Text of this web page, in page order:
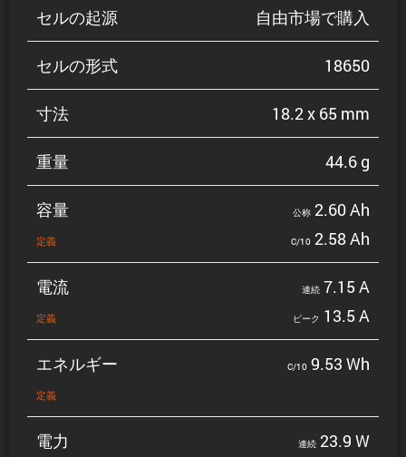
セルの起源 自由市場で購入
セルの形式 18650
寸法 18.2 x 65 mm
重量 44.6 g
容量
定義
公称 2.60 Ah
C/10 2.58 Ah
電流
定義
連続 7.15 A
ピーク 13.5 A
エネルギー
定義
C/10 9.53 Wh
電力 連続 23.9 W